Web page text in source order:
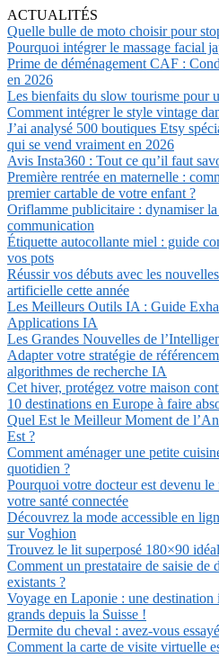
ACTUALITÉS
Quelle bulle de moto choisir pour
Pourquoi intégrer le massage facial
Prime de déménagement CAF :
en 2026
Les bienfaits du slow tourisme pour
Comment intégrer le style vintage
J’ai analysé 500 boutiques Etsy
qui se vend vraiment en 2026
Avis Insta360 : Tout ce qu’il faut
Première rentrée en maternelle :
premier cartable de votre enfant ?
Oriflamme publicitaire : dynamiser
communication
Étiquette autocollante miel : guide
vos pots
Réussir vos débuts avec les
artificielle cette année
Les Meilleurs Outils IA : Guide
Applications IA
Les Grandes Nouvelles de
Adapter votre stratégie de
algorithmes de recherche IA
Cet hiver, protégez votre maison
10 destinations en Europe à faire
Quel Est le Meilleur Moment de
Est ?
Comment aménager une petite
quotidien ?
Pourquoi votre docteur est devenu le
votre santé connectée
Découvrez la mode accessible en
sur Voghion
Trouvez le lit superposé 180×90
Comment un prestataire de saisie de
existants ?
Voyage en Laponie : une
grands depuis la Suisse !
Dermite du cheval : avez-vous
Comment la carte de visite virtuelle